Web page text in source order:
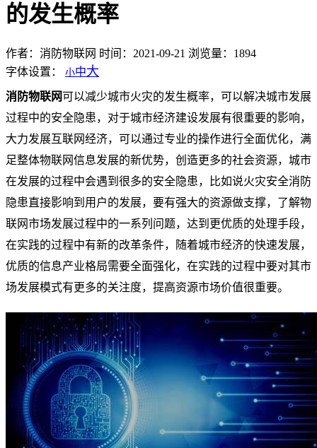
的发生概率
作者：消防物联网 时间：2021-09-21 浏览量：1894
字体设置： 小中大
消防物联网可以减少城市火灾的发生概率，可以解决城市发展
过程中的安全隐患，对于城市经济建设发展有很重要的影响，
大力发展互联网经济，可以通过专业的操作进行全面优化，满
足整体物联网信息发展的新优势，创造更多的社会资源，城市
在发展的过程中会遇到很多的安全隐患，比如说火灾安全消防
隐患直接影响到用户的发展，要有强大的资源做支撑，了解物
联网市场发展过程中的一系列问题，达到更优质的处理手段，
在实践的过程中有新的改革条件，随着城市经济的快速发展，
优质的信息产业格局需要全面强化，在实践的过程中要对其市
场发展模式有更多的关注度，提高资源市场价值很重要。